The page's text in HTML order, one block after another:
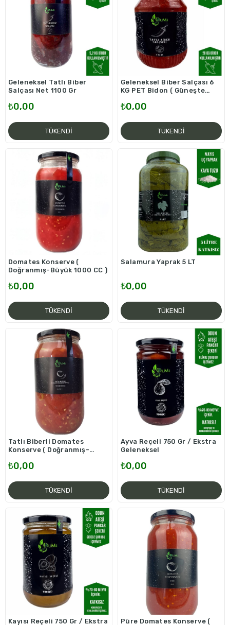
TÜKENDI
Geleneksel Tatlı Biber
Salçası Net 1100 Gr
₺0,00
TÜKENDI
Geleneksel Biber Salçası 6
KG PET Bidon ( Güneşte
₺0,00
TÜKENDI
Domates Konserve (
Doğranmış-Büyük 1000 CC )
₺0,00
TÜKENDI
Salamura Yaprak 5 LT
₺0,00
TÜKENDI
Tatlı Biberli Domates
Konserve ( Doğranmış-
₺0,00
TÜKENDI
Ayva Reçeli 750 Gr / Ekstra
Geleneksel
₺0,00
Kayısı Reçeli 750 Gr / Ekstra Püre Domates Konserve (